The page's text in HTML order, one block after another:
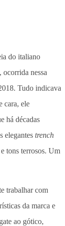
do italiano
nessa
Tudo indicava
cara, ele
há décadas
elegantes trench
tons terrosos. Um
trabalhar com
da marca e
ao gótico,